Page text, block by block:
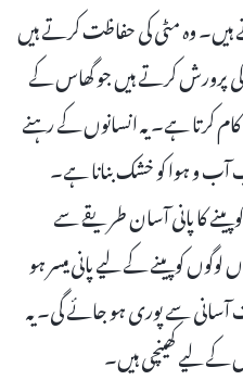
وہ مٹی کی حفاظت کرتے ہیں
پرورش کرتے ہیں جو گھاس کے
کرتا ہے۔ یہ انسانوں کے رہنے
آب و ہوا کو خشک بنانا ہے۔
کا پانی آسان طریقے سے
کو پینے کے لیے پانی میسر ہو
سے پوری ہو جائے گی۔ یہ
لیے کھینچی ہیں۔